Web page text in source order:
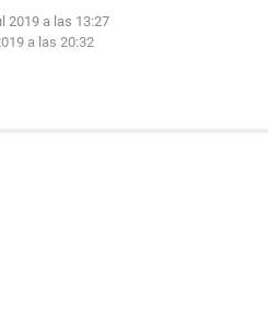
2019 a las 13:27
a las 20:32